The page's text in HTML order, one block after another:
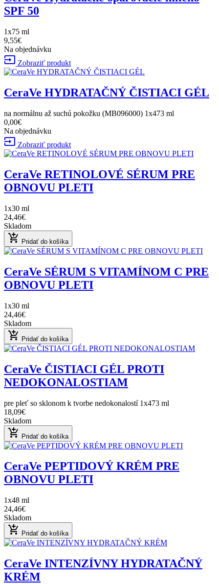
SPF 50
1x75 ml
9,55€
Na objednávku
input Zobraziť produkt
CeraVe HYDRATAČNÝ ČISTIACI GÉL
na normálnu až suchú pokožku (MB096000) 1x473 ml
0,00€
Na objednávku
input Zobraziť produkt
CeraVe RETINOLOVÉ SÉRUM PRE
OBNOVU PLETI
1x30 ml
24,46€
Skladom
add_shopping_cart Pridať do košíka
CeraVe SÉRUM S VITAMÍNOM C PRE
OBNOVU PLETI
1x30 ml
24,46€
Skladom
add_shopping_cart Pridať do košíka
CeraVe ČISTIACI GÉL PROTI
NEDOKONALOSTIAM
pre pleť so sklonom k tvorbe nedokonalostí 1x473 ml
18,09€
Skladom
add_shopping_cart Pridať do košíka
CeraVe PEPTIDOVÝ KRÉM PRE
OBNOVU PLETI
1x48 ml
24,46€
Skladom
add_shopping_cart Pridať do košíka
CeraVe INTENZÍVNY HYDRATAČNÝ
KRÉM